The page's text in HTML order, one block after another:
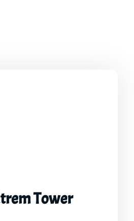
Tower